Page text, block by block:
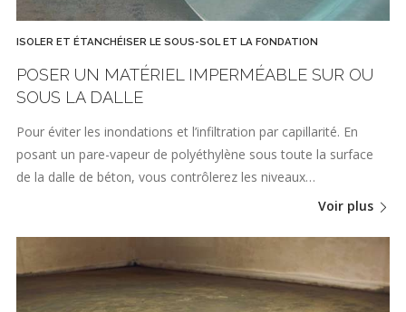
ISOLER ET ÉTANCHÉISER LE SOUS-SOL ET LA FONDATION
POSER UN MATÉRIEL IMPERMÉABLE SUR OU
SOUS LA DALLE
Pour éviter les inondations et l’infiltration par capillarité. En
posant un pare-vapeur de polyéthylène sous toute la surface
de la dalle de béton, vous contrôlerez les niveaux…
Voir plus